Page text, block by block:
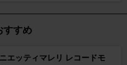
すすめ
エッティマレリ レコードモ